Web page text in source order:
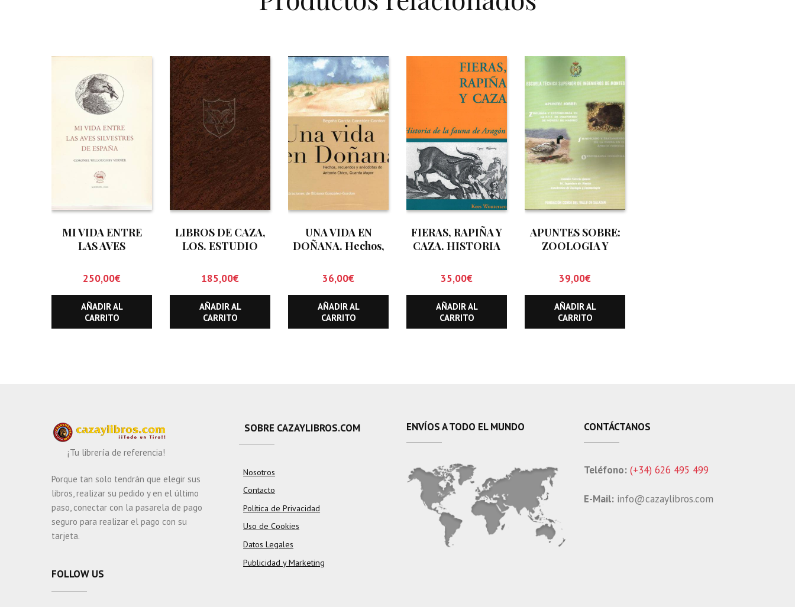
MI VIDA ENTRE
LAS AVES
ESPAÑA
250,00€
AÑADIR AL
CARRITO
LIBROS DE CAZA,
LOS. ESTUDIO
CINEGETICO
(HASTA
DICIEMBRE DE
1.999)
185,00€
AÑADIR AL
CARRITO
UNA VIDA EN
DOÑANA. Hechos,
anécdotas de
Antonio Chico.
Guarda Mayor
36,00€
AÑADIR AL
CARRITO
FIERAS, RAPIÑA Y
CAZA. HISTORIA
ARAGON
35,00€
AÑADIR AL
CARRITO
APUNTES SOBRE:
ZOOLOGIA Y
LA E.T.S. DE
INGENIEROS DE
MONTES DE
MADRID.
SIGNIFICADO Y
39,00€
AÑADIR AL
CARRITO
¡Tu librería de referencia!
Porque tan solo tendrán que elegir sus
libros, realizar su pedido y en el último
paso, conectar con la pasarela de pago
seguro para realizar el pago con su
tarjeta.
FOLLOW US
SOBRE CAZAYLIBROS.COM
Nosotros
Contacto
Política de Privacidad
Uso de Cookies
Datos Legales
Publicidad y Marketing
ENVÍOS A TODO EL MUNDO CONTÁCTANOS
Teléfono: (+34) 626 495 499
E-Mail: info@cazaylibros.com